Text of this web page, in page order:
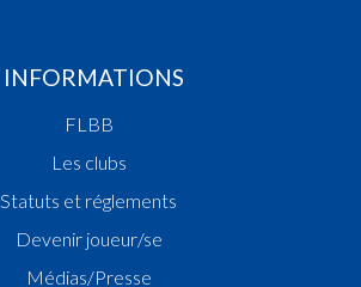
INFORMATIONS
FLBB
Les clubs
Statuts et réglements
Devenir joueur/se
Médias/Presse